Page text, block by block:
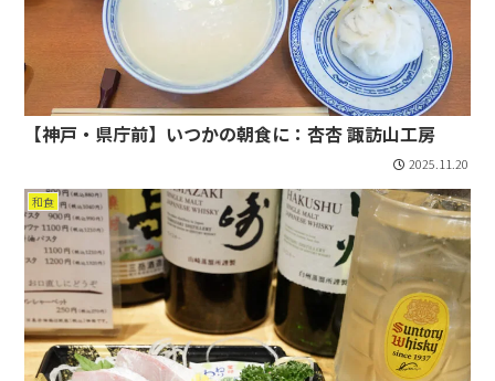
【神戸・県庁前】いつかの朝食に：杏杏 諏訪山工房
2025.11.20
和食